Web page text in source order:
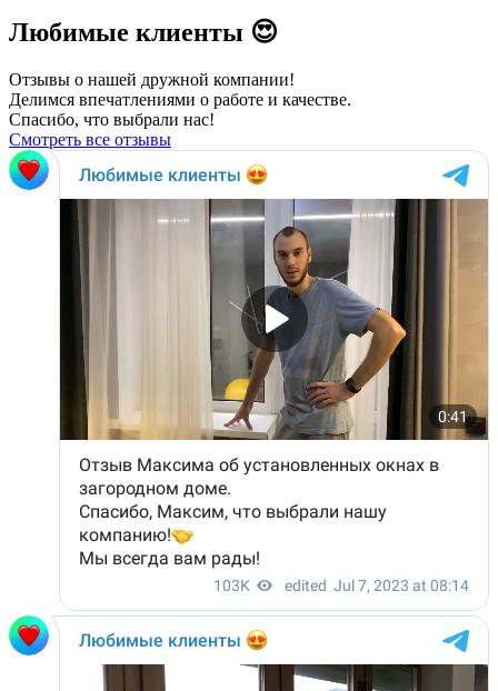
Любимые клиенты 😍
Отзывы о нашей дружной компании!
Делимся впечатлениями о работе и качестве.
Спасибо, что выбрали нас!
Смотреть все отзывы